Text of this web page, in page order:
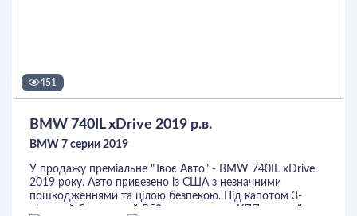
451
BMW 740IL xDrive 2019 р.в.
BMW 7 серии 2019
У продажу преміальне "Твоє Авто" - BMW 740IL xDrive
2019 року. Авто привезено із США з незначними
пошкодженнями та цілою безпекою. Під капотом 3-
літровий бензиновий B58, автоматична КПП, повний